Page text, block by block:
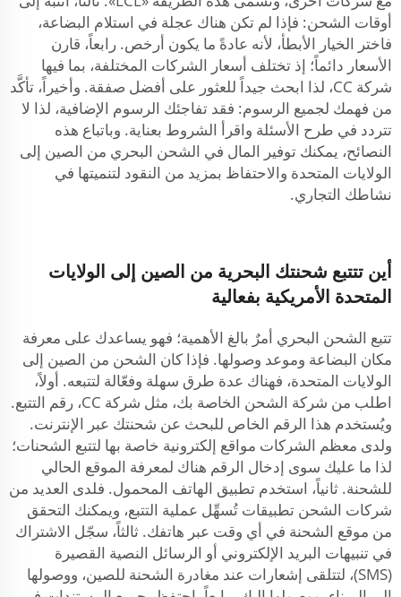
أوقات الشحن: فإذا لم تكن هناك عجلة في استلام البضاعة،
فاختر الخيار الأبطأ، لأنه عادةً ما يكون أرخص. رابعاً، قارن
الأسعار دائماً؛ إذ تختلف أسعار الشركات المختلفة، بما فيها
شركة CC، لذا ابحث جيداً للعثور على أفضل صفقة. وأخيراً، تأكَّد
من فهمك لجميع الرسوم: فقد تفاجئك الرسوم الإضافية، لذا لا
تتردد في طرح الأسئلة واقرأ الشروط بعناية. وباتباع هذه
النصائح، يمكنك توفير المال في الشحن البحري من الصين إلى
الولايات المتحدة والاحتفاظ بمزيد من النقود لتنميتها في
نشاطك التجاري.
أين تتتبع شحنتك البحرية من الصين إلى الولايات
المتحدة الأمريكية بفعالية
تتبع الشحن البحري أمرٌ بالغ الأهمية؛ فهو يساعدك على معرفة
مكان البضاعة وموعد وصولها. فإذا كان الشحن من الصين إلى
الولايات المتحدة، فهناك عدة طرق سهلة وفعّالة لتتبعه. أولاً،
اطلب من شركة الشحن الخاصة بك، مثل شركة CC، رقم التتبع.
ويُستخدم هذا الرقم الخاص للبحث عن شحنتك عبر الإنترنت.
ولدى معظم الشركات مواقع إلكترونية خاصة بها لتتبع الشحنات؛
لذا ما عليك سوى إدخال الرقم هناك لمعرفة الموقع الحالي
للشحنة. ثانياً، استخدم تطبيق الهاتف المحمول. فلدى العديد من
شركات الشحن تطبيقات تُسهِّل عملية التتبع، ويمكنك التحقق
من موقع الشحنة في أي وقت عبر هاتفك. ثالثاً، سجّل الاشتراك
في تنبيهات البريد الإلكتروني أو الرسائل النصية القصيرة
(SMS)، لتتلقى إشعارات عند مغادرة الشحنة للصين، ووصولها